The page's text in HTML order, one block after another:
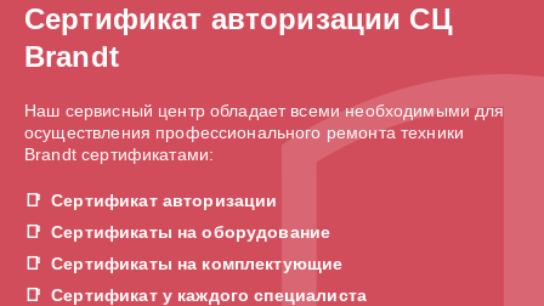
Сертификат авторизации СЦ
Brandt
Наш сервисный центр обладает всеми необходимыми для
осуществления профессионального ремонта техники
Brandt сертификатами:
Сертификат авторизации
Сертификаты на оборудование
Сертификаты на комплектующие
Сертификат у каждого специалиста